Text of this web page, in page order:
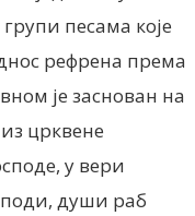
песама које
рефрена према
је заснован на
црквене
у вери
души раб